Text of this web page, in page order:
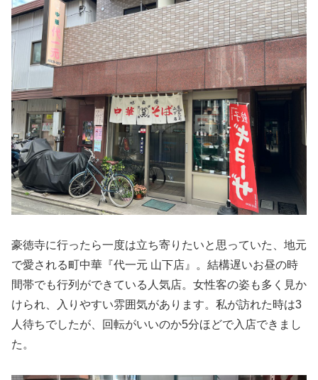
豪徳寺に行ったら一度は立ち寄りたいと思っていた、地元
で愛される町中華『代一元 山下店』。結構遅いお昼の時
間帯でも行列ができている人気店。女性客の姿も多く見か
けられ、入りやすい雰囲気があります。私が訪れた時は3
人待ちでしたが、回転がいいのか5分ほどで入店できまし
た。